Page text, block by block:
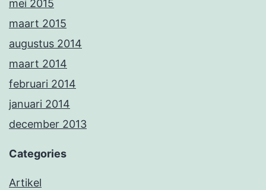
mei 2015
maart 2015
augustus 2014
maart 2014
februari 2014
januari 2014
december 2013
Categories
Artikel